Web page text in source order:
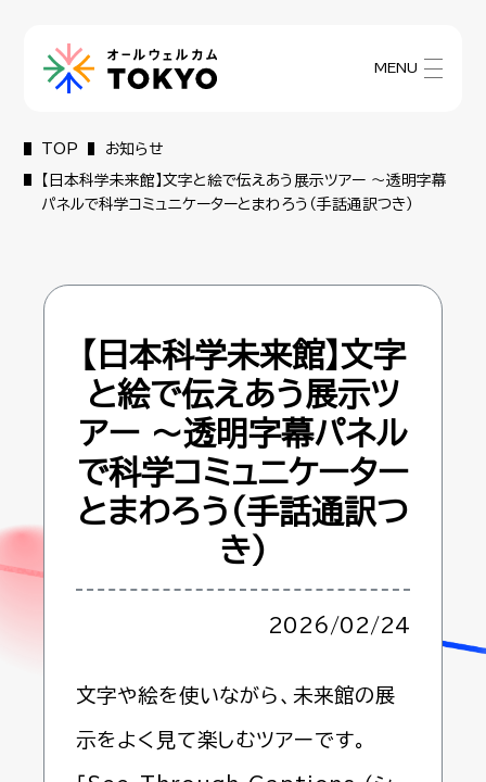
MENU
TOP お知らせ
【日本科学未来館】文字と絵で伝えあう展示ツアー ～透明字幕
パネルで科学コミュニケーターとまわろう（手話通訳つき）
【日本科学未来館】文字
と絵で伝えあう展示ツ
アー ～透明字幕パネル
で科学コミュニケーター
とまわろう（手話通訳つ
き）
2026/02/24
文字や絵を使いながら、未来館の展
示をよく見て楽しむツアーです。